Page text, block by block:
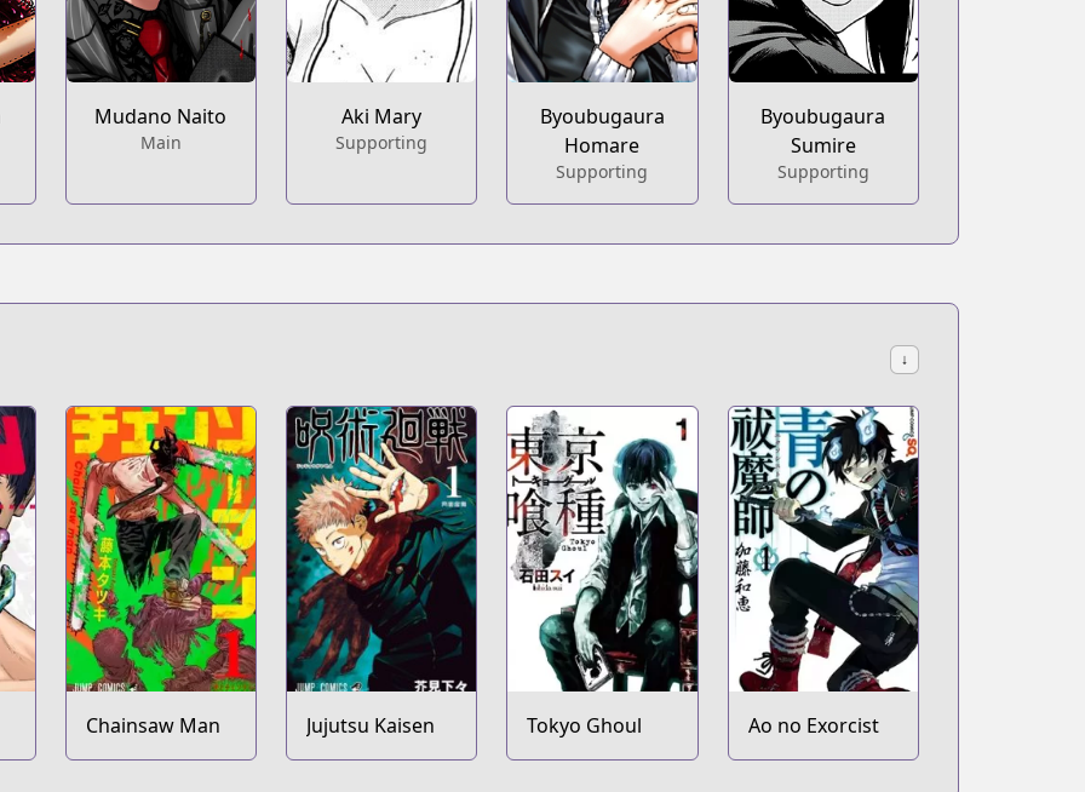
Mudano Naito
Main
Aki Mary
Supporting
Byoubugaura
Homare
Supporting
Byoubugaura
Sumire
Supporting
↓
Chainsaw Man Jujutsu Kaisen Tokyo Ghoul Ao no Exorcist